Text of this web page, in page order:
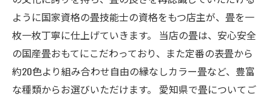
ように国家資格の畳技能士の資格をもつ店主が、畳を一
枚一枚丁寧に仕上げていきます。 当店の畳は、安心安全
の国産畳おもてにこだわっており、また定番の表畳から
約20色より組み合わせ自由の縁なしカラー畳など、豊富
な種類からお選びいただけます。 愛知県で畳についてご